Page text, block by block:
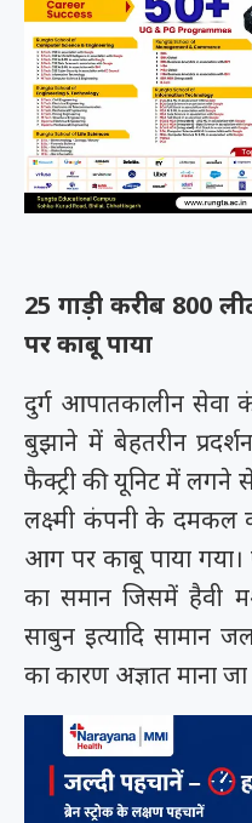
25 गाड़ी करीब 800
पर काबू पाया
दुर्ग आपातकालीन सेवा
बुझाने में बेहतरीन
फैक्ट्री की यूनिट में लगने
लक्ष्मी कंपनी के दमकल
आग पर काबू पाया
का समान जिसमें हैवी
साबुन इत्यादि सामान
का कारण अज्ञात माना जा